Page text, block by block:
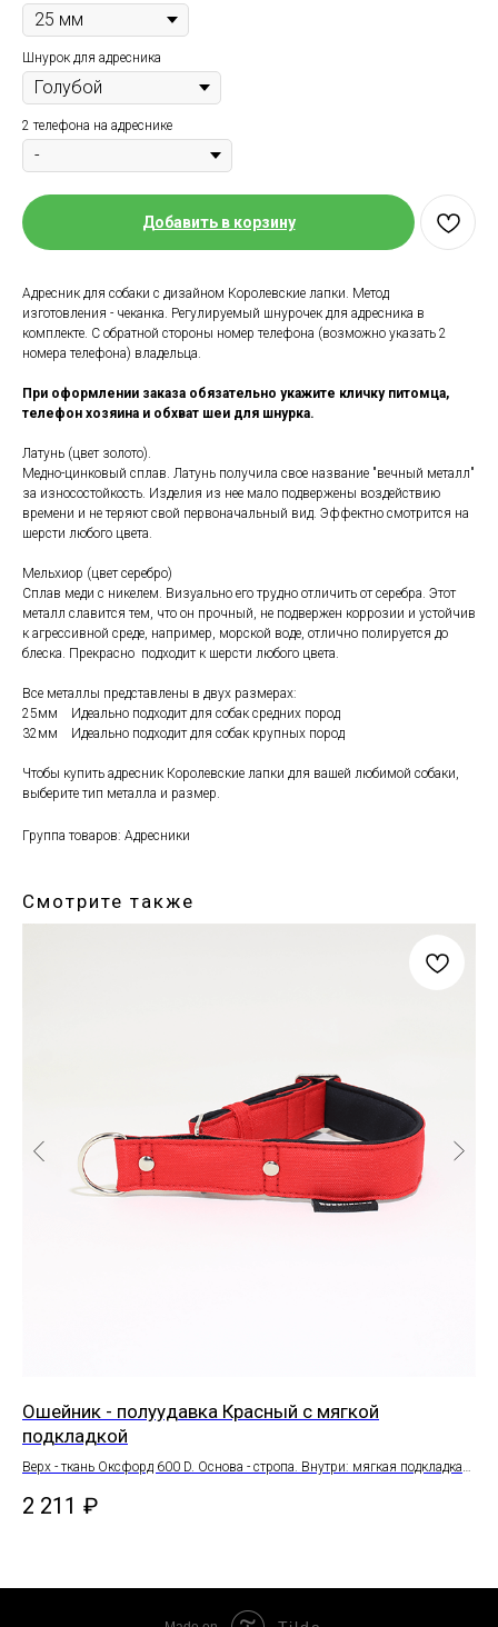
Шнурок для адресника
2 телефона на адреснике
Добавить в корзину
Адресник для собаки с дизайном Королевские лапки. Метод
изготовления - чеканка. Регулируемый шнурочек для адресника в
комплекте. С обратной стороны номер телефона (возможно указать 2
номера телефона) владельца.
При оформлении заказа обязательно укажите кличку питомца,
телефон хозяина и обхват шеи для шнурка.
Латунь (цвет золото).
Медно-цинковый сплав. Латунь получила свое название "вечный металл"
за износостойкость. Изделия из нее мало подвержены воздействию
времени и не теряют свой первоначальный вид. Эффектно смотрится на
шерсти любого цвета.
Мельхиор (цвет серебро)
Сплав меди с никелем. Визуально его трудно отличить от серебра. Этот
металл славится тем, что он прочный, не подвержен коррозии и устойчив
к агрессивной среде, например, морской воде, отлично полируется до
блеска. Прекрасно подходит к шерсти любого цвета.
Все металлы представлены в двух размерах:
25мм Идеально подходит для собак средних пород
32мм Идеально подходит для собак крупных пород
Чтобы купить адресник Королевские лапки для вашей любимой собаки,
выберите тип металла и размер.
Группа товаров: Адресники
Смотрите также
Ошейник - полуудавка Красный с мягкой
подкладкой
Верх - ткань Оксфорд 600 D. Основа - стропа. Внутри: мягкая подкладка
сплав.
2 211 ₽